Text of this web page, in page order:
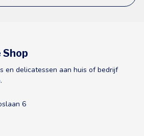
Shop
en delicatessen aan huis of bedrijf
6